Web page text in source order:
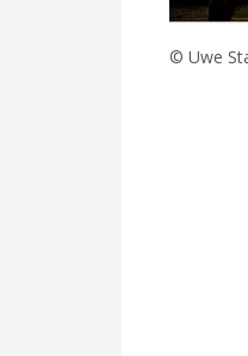
© Uwe